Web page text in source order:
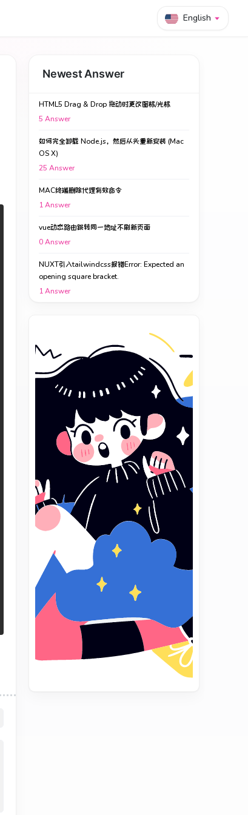
English
Newest Answer
HTML5 Drag & Drop 拖动时更改图标/光标
5 Answer
如何完全卸载 Node.js，然后从头重新安装 (Mac
OS X)
25 Answer
MAC终端删除代理有效命令
1Answer
vue动态路由跳转同一地址不刷新页面
0Answer
NUXT引入tailwindcss报错Error: Expected an
opening square bracket.
1Answer